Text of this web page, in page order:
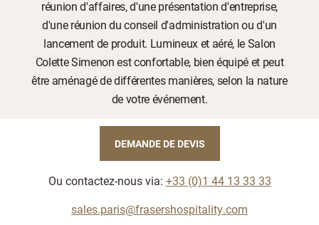
réunion d'affaires, d'une présentation d'entreprise,
d'une réunion du conseil d'administration ou d'un
lancement de produit. Lumineux et aéré, le Salon
Colette Simenon est confortable, bien équipé et peut
être aménagé de différentes manières, selon la nature
de votre événement.
DEMANDE DE DEVIS
Ou contactez-nous via: +33 (0)1 44 13 33 33
sales.paris@frasershospitality.com